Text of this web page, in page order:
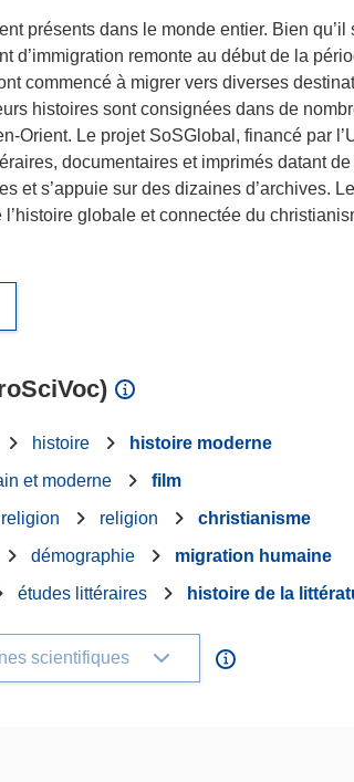
présents dans le monde entier. Bien
d’immigration remonte au début de la
commencé à migrer vers diverses
histoires sont consignées dans de
Orient. Le projet SoSGlobal, financé par
documentaires et imprimés datant
et s’appuie sur des dizaines d’archives.
globale et connectée du
histoire
histoire moderne
et moderne
film
religion
christianisme
démographie
migration humaine
études littéraires histoire de la
scientifiques